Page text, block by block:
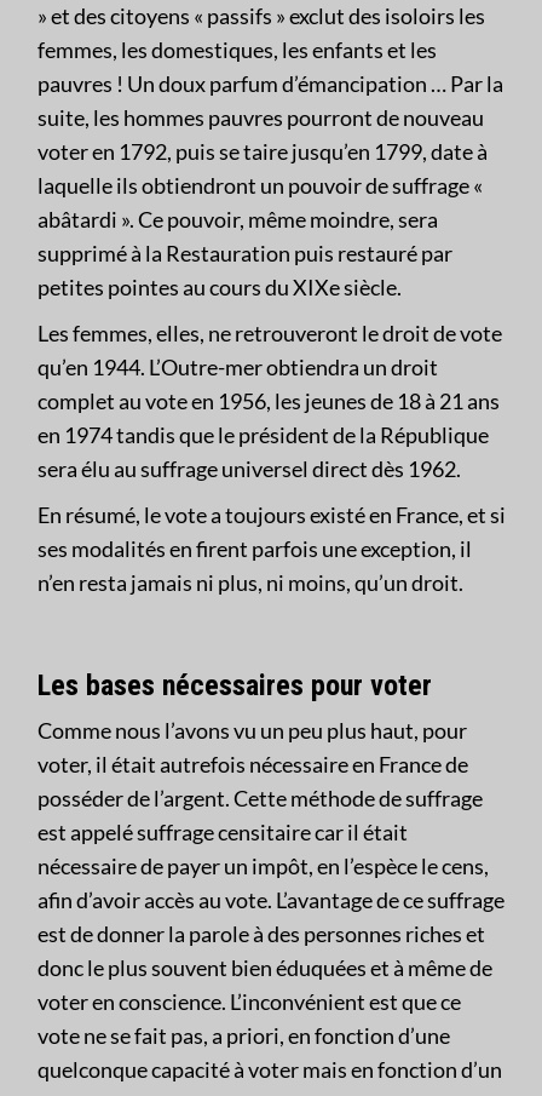
» et des citoyens « passifs » exclut des isoloirs les
femmes, les domestiques, les enfants et les
pauvres ! Un doux parfum d’émancipation … Par la
suite, les hommes pauvres pourront de nouveau
voter en 1792, puis se taire jusqu’en 1799, date à
laquelle ils obtiendront un pouvoir de suffrage «
abâtardi ». Ce pouvoir, même moindre, sera
supprimé à la Restauration puis restauré par
petites pointes au cours du XIXe siècle.
Les femmes, elles, ne retrouveront le droit de vote
qu’en 1944. L’Outre-mer obtiendra un droit
complet au vote en 1956, les jeunes de 18 à 21 ans
en 1974 tandis que le président de la République
sera élu au suffrage universel direct dès 1962.
En résumé, le vote a toujours existé en France, et si
ses modalités en firent parfois une exception, il
n’en resta jamais ni plus, ni moins, qu’un droit.
Les bases nécessaires pour voter
Comme nous l’avons vu un peu plus haut, pour
voter, il était autrefois nécessaire en France de
posséder de l’argent. Cette méthode de suffrage
est appelé suffrage censitaire car il était
nécessaire de payer un impôt, en l’espèce le cens,
afin d’avoir accès au vote. L’avantage de ce suffrage
est de donner la parole à des personnes riches et
donc le plus souvent bien éduquées et à même de
voter en conscience. L’inconvénient est que ce
vote ne se fait pas, a priori, en fonction d’une
quelconque capacité à voter mais en fonction d’un